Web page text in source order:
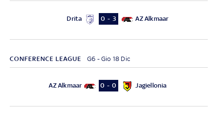
Drita 0 - 3 AZ Alkmaar
CONFERENCE LEAGUE G6 - Gio 18 Dic
AZ Alkmaar 0 - 0 Jagiellonia